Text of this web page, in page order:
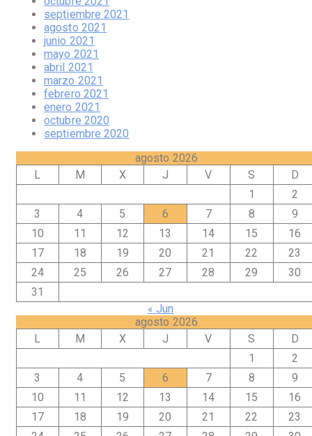
septiembre 2021
agosto 2021
junio 2021
mayo 2021
abril 2021
marzo 2021
febrero 2021
enero 2021
octubre 2020
septiembre 2020
agosto 2026
L
M X J V S
D
1
2
3
4 5 6 7 8
9
10
11 12 13 14 15
16
17
18 19 20 21 22
23
24
25 26 27 28 29
30
31
« Jun
agosto 2026
L
M X J V S
D
1
2
3
4 5 6 7 8
9
10
11 12 13 14 15
16
17
18 19 20 21 22
23